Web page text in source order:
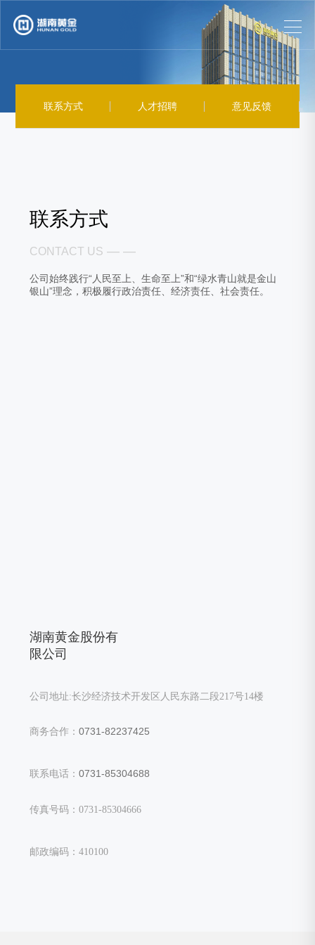
联系方式 人才招聘 意见反馈
联系方式
CONTACT US — —
公司始终践行“人民至上、生命至上”和“绿水青山就是金山
银山”理念，积极履行政治责任、经济责任、社会责任。
湖南黄金股份有
限公司
公司地址:长沙经济技术开发区人民东路二段217号14楼
商务合作：0731-82237425
联系电话：0731-85304688
传真号码：0731-85304666
邮政编码：410100